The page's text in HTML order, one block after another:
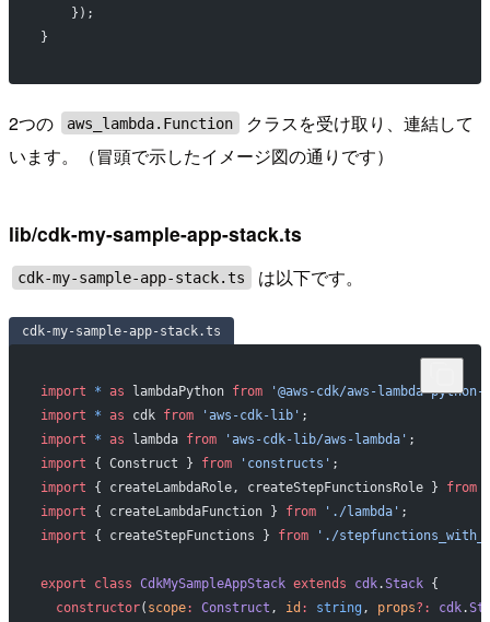
    });
}
2つの aws_lambda.Function
クラスを受け取り、連結して
います。（冒頭で示したイメージ図の通りです）
lib/cdk-my-sample-app-stack.ts
cdk-my-sample-app-stack.ts は以下です。
cdk-my-sample-app-stack.ts
import * as lambdaPython from '@aws-cdk/aws-lambda-
import * as cdk from 'aws-cdk-lib' ;
import * as lambda from 'aws-cdk-lib/aws-lambda' ;
import { Construct } from 'constructs' ;
import { createLambdaRole, createStepFunctionsRole } from
import { createLambdaFunction } from './lambda' ;
import { createStepFunctions } from './
export class CdkMySampleAppStack extends cdk.Stack {
  constructor
( scope: Construct , id : string , props?: cdk.